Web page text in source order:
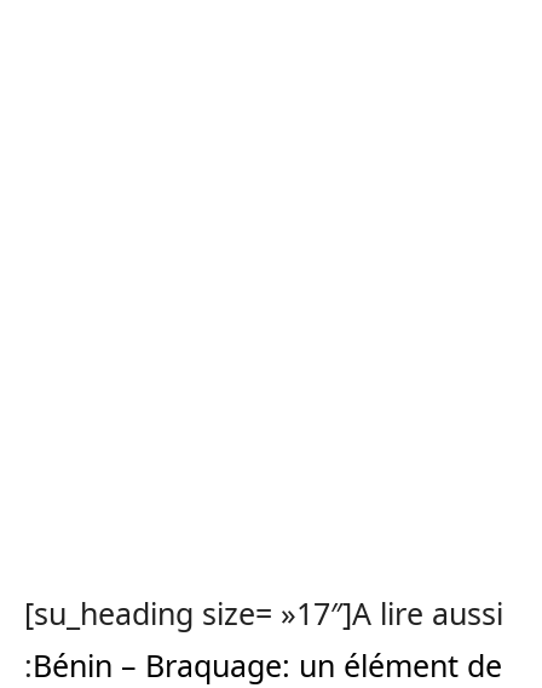
[su_heading size= »17″]A lire aussi
:Bénin – Braquage: un élément de